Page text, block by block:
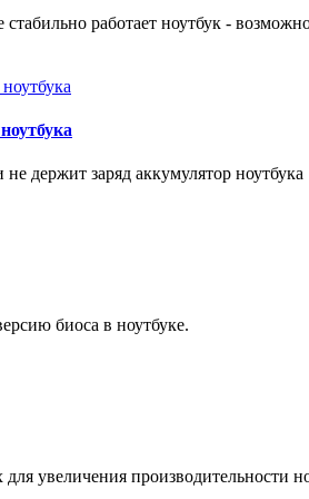
стабильно работает ноутбук -
держит заряд аккумулятор ноутбука
биоса в ноутбуке.
увеличения производительности